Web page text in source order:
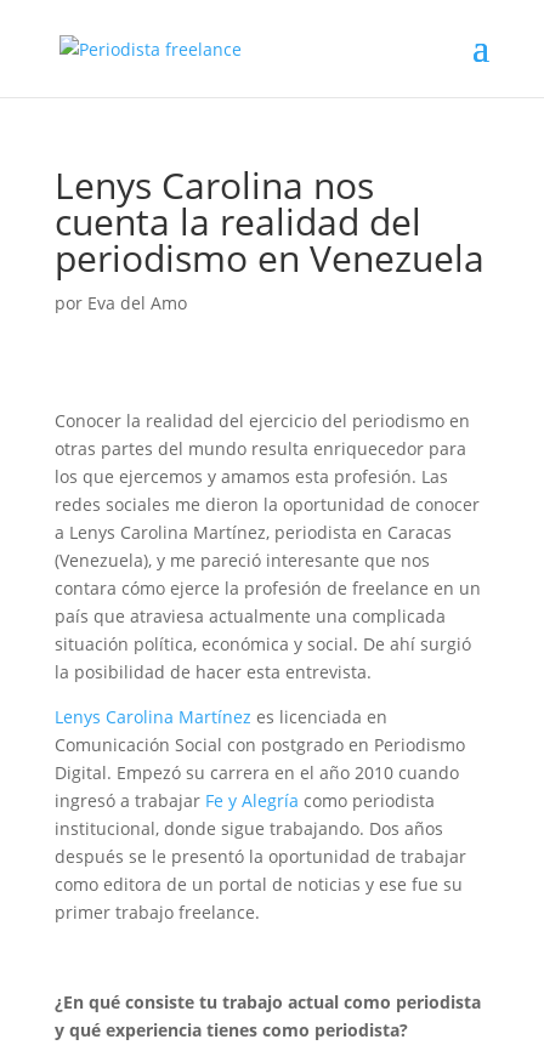
Lenys Carolina nos
cuenta la realidad del
periodismo en Venezuela
por Eva del Amo
Conocer la realidad del ejercicio del periodismo en
otras partes del mundo resulta enriquecedor para
los que ejercemos y amamos esta profesión. Las
redes sociales me dieron la oportunidad de conocer
a Lenys Carolina Martínez, periodista en Caracas
(Venezuela), y me pareció interesante que nos
contara cómo ejerce la profesión de freelance en un
país que atraviesa actualmente una complicada
situación política, económica y social. De ahí surgió
la posibilidad de hacer esta entrevista.
Lenys Carolina Martínez es licenciada en
Comunicación Social con postgrado en Periodismo
Digital. Empezó su carrera en el año 2010 cuando
ingresó a trabajar Fe y Alegría como periodista
institucional, donde sigue trabajando. Dos años
después se le presentó la oportunidad de trabajar
como editora de un portal de noticias y ese fue su
primer trabajo freelance.
¿En qué consiste tu trabajo actual como periodista
y qué experiencia tienes como periodista?